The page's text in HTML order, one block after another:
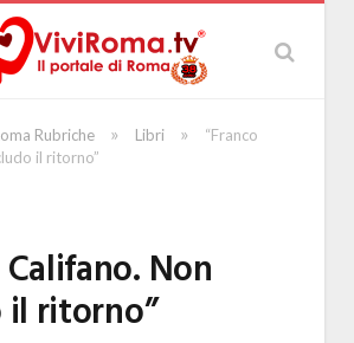
Rubriche » Libri »
“Franco
il ritorno”
Non
il ritorno”